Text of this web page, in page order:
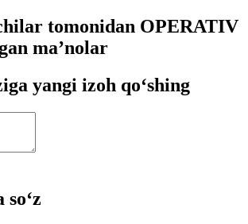
tomonidan OPERATIV
ma’nolar
yangi izoh qo‘shing